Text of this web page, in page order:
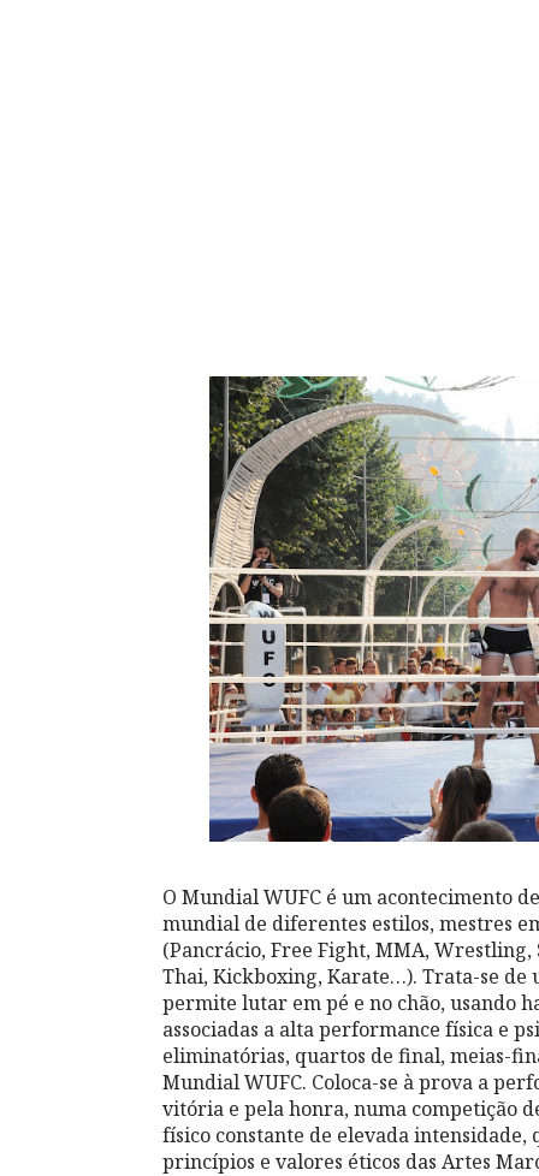
O Mundial WUFC é um acontecimento
mundial de diferentes estilos, mestres
(Pancrácio, Free Fight, MMA, Wrestling,
Thai, Kickboxing, Karate…). Trata-se de
permite lutar em pé e no chão, usando
associadas a alta performance física e
eliminatórias, quartos de final, meias-
Mundial WUFC. Coloca-se à prova a
vitória e pela honra, numa competição
físico constante de elevada intensidade,
princípios e valores éticos das Artes